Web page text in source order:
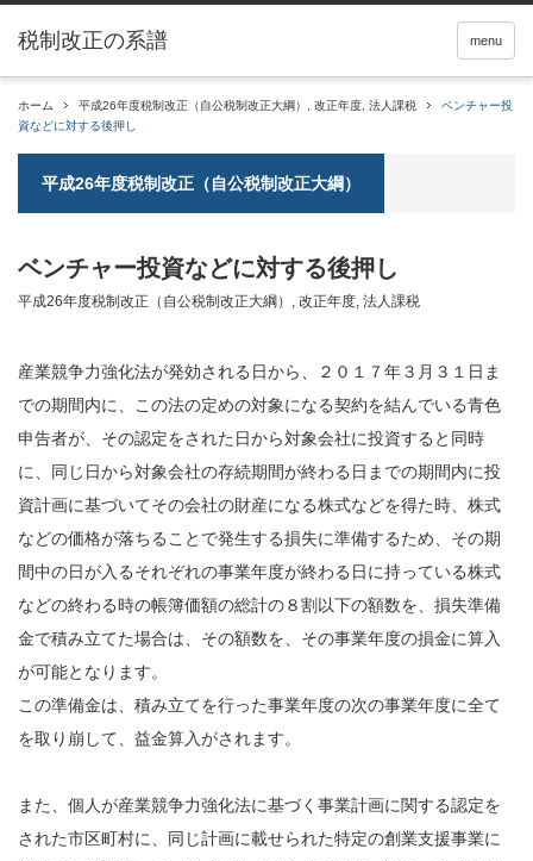
税制改正の系譜 menu
ホーム 平成26年度税制改正（自公税制改正大綱） 改正年度 法人課税
ベンチャー投
資などに対する後押し
平成26年度税制改正（自公税制改正大綱）
ベンチャー投資などに対する後押し
平成26年度税制改正（自公税制改正大綱） , 改正年度, 法人課税
産業競争力強化法が発効される日から、２０１７年３月３１日ま
での期間内に、この法の定めの対象になる契約を結んでいる青色
申告者が、その認定をされた日から対象会社に投資すると同時
に、同じ日から対象会社の存続期間が終わる日までの期間内に投
資計画に基づいてその会社の財産になる株式などを得た時、株式
などの価格が落ちることで発生する損失に準備するため、その期
間中の日が入るそれぞれの事業年度が終わる日に持っている株式
などの終わる時の帳簿価額の総計の８割以下の額数を、損失準備
金で積み立てた場合は、その額数を、その事業年度の損金に算入
が可能となります。
この準備金は、積み立てを行った事業年度の次の事業年度に全て
を取り崩して、益金算入がされます。
また、個人が産業競争力強化法に基づく事業計画に関する認定を
された市区町村に、同じ計画に載せられた特定の創業支援事業に